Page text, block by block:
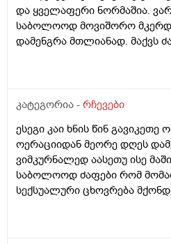
არ მემარᲗებოდა Ჩემი
დაბალი ჰემგლობონი გაქო
სისხლოს ანალიზი გაიკეᲗე
სისხლის ანალიზᲨი რანაირად
გიᲦებენ და გისინჯავენ
მაᲦალი ესენი რო გავიკეᲗო
ანალიზი გავიკეᲗო
არასწორად რაიმე სიმძიმეს
დღეს მხოლოდ მაშინ
გავიგე რით შეგიძლიათ
და ყველაფერი ნორმაშია.
საბოლოოდ მოვიშორო
დამენგრა მთლიანად. მაქვს
ვიმკურნალო ქუთაისში და
შეცვლის ჩენც ცხოვრებას.
კატეგორია - რჩევები
ესეგი კაი ხნის წინ
ოერაციიდან მეორე დღეს
ვიმკურნალედ აასეთუ ისე
საბოლოოდ ძაფები რომ
სექსუალური ცხოვრება
შეწითლება ყრუ წვის